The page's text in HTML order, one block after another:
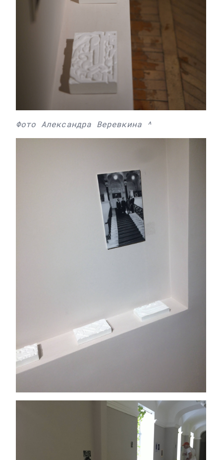
Фото Александра Веревкина ^